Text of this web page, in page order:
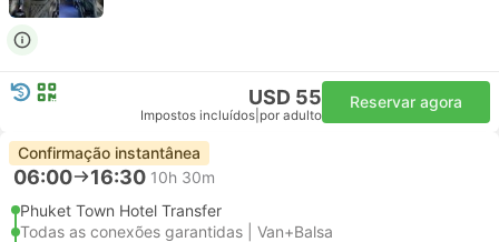
USD 55
Impostos incluídos por adulto
Reservar agora
Confirmação instantânea
06:00 16:30 10h 30m
Phuket Town Hotel Transfer
Todas as conexões garantidas | Van+Balsa